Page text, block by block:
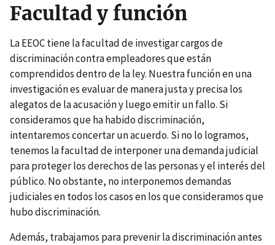
Facultad y función
La EEOC tiene la facultad de investigar cargos de
discriminación contra empleadores que están
comprendidos dentro de la ley. Nuestra función en una
investigación es evaluar de manera justa y precisa los
alegatos de la acusación y luego emitir un fallo. Si
consideramos que ha habido discriminación,
intentaremos concertar un acuerdo. Si no lo logramos,
tenemos la facultad de interponer una demanda judicial
para proteger los derechos de las personas y el interés del
público. No obstante, no interponemos demandas
judiciales en todos los casos en los que consideramos que
hubo discriminación.
Además, trabajamos para prevenir la discriminación antes